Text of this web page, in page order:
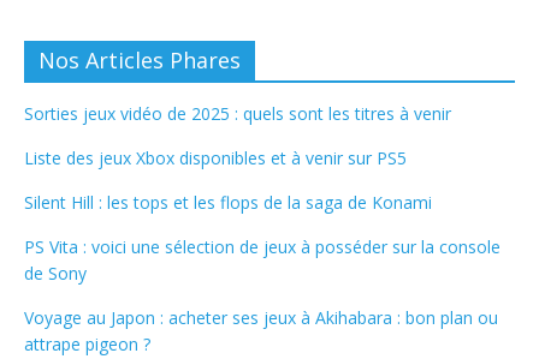
Nos Articles Phares
Sorties jeux vidéo de 2025 : quels sont les titres à venir
Liste des jeux Xbox disponibles et à venir sur PS5
Silent Hill : les tops et les flops de la saga de Konami
PS Vita : voici une sélection de jeux à posséder sur la console
de Sony
Voyage au Japon : acheter ses jeux à Akihabara : bon plan ou
attrape pigeon ?